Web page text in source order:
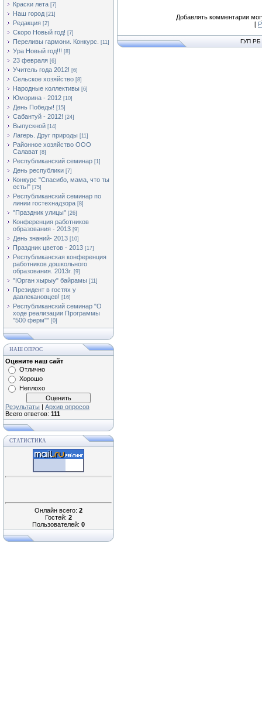
Краски лета [7]
Наш город [21]
Редакция [2]
Скоро Новый год! [7]
Переливы гармони. Конкурс. [11]
Ура Новый год!!! [8]
23 февраля [6]
Учитель года 2012! [6]
Сельское хозяйство [8]
Народные коллективы [6]
Юморина - 2012 [10]
День Победы! [15]
Сабантуй - 2012! [24]
Выпускной [14]
Лагерь. Друг природы [11]
Районное хозяйство ООО
Салават [8]
Республиканский семинар [1]
День республики [7]
Конкурс "Спасибо, мама, что ты
есть!" [75]
Республиканский семинар по
линии гостехнадзора [8]
"Праздник улицы" [26]
Конференция работников
образования - 2013 [9]
День знаний- 2013 [10]
Праздник цветов - 2013 [17]
Республиканская конференция
работников дошкольного
образования. 2013г. [9]
"Юрган хырыу" байрамы [11]
Президент в гостях у
давлекановцев! [16]
Республиканский семинар "О
ходе реализации Программы
"500 ферм"" [0]
НАШ ОПРОС
Оцените наш сайт
Отлично
Хорошо
Неплохо
Результаты | Архив опросов
Всего ответов: 111
СТАТИСТИКА
Онлайн всего: 2
Гостей: 2
Пользователей: 0
Добавлять комментарии
[
ГУП РБ